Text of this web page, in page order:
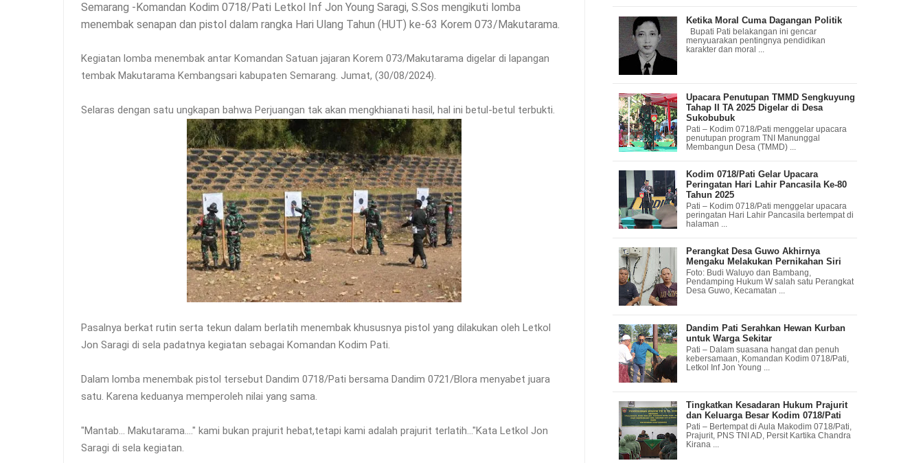
Semarang -Komandan Kodim 0718/Pati Letkol Inf Jon Young Saragi, S.Sos mengikuti lomba
menembak senapan dan pistol dalam rangka Hari Ulang Tahun (HUT) ke-63 Korem 073/Makutarama.
Kegiatan lomba menembak antar Komandan Satuan jajaran Korem 073/Makutarama digelar di lapangan
tembak Makutarama Kembangsari kabupaten Semarang. Jumat, (30/08/2024).
Selaras dengan satu ungkapan bahwa Perjuangan tak akan mengkhianati hasil, hal ini betul-betul terbukti.
Pasalnya berkat rutin serta tekun dalam berlatih menembak khususnya pistol yang dilakukan oleh Letkol
Jon Saragi di sela padatnya kegiatan sebagai Komandan Kodim Pati.
Dalam lomba menembak pistol tersebut Dandim 0718/Pati bersama Dandim 0721/Blora menyabet juara
satu. Karena keduanya memperoleh nilai yang sama.
"Mantab... Makutarama...." kami bukan prajurit hebat,tetapi kami adalah prajurit terlatih..."Kata Letkol Jon
Saragi di sela kegiatan.
Ketika Moral Cuma Dagangan Politik
Bupati Pati belakangan ini gencar
menyuarakan pentingnya pendidikan
karakter dan moral ...
Upacara Penutupan TMMD Sengkuyung
Tahap II TA 2025 Digelar di Desa
Sukobubuk
Pati – Kodim 0718/Pati menggelar upacara
penutupan program TNI Manunggal
Membangun Desa (TMMD) ...
Kodim 0718/Pati Gelar Upacara
Peringatan Hari Lahir Pancasila Ke-80
Tahun 2025
Pati – Kodim 0718/Pati menggelar upacara
peringatan Hari Lahir Pancasila bertempat di
halaman ...
Perangkat Desa Guwo Akhirnya
Mengaku Melakukan Pernikahan Siri
Foto: Budi Waluyo dan Bambang,
Pendamping Hukum W salah satu Perangkat
Desa Guwo, Kecamatan ...
Dandim Pati Serahkan Hewan Kurban
untuk Warga Sekitar
Pati – Dalam suasana hangat dan penuh
kebersamaan, Komandan Kodim 0718/Pati,
Letkol Inf Jon Young ...
Tingkatkan Kesadaran Hukum Prajurit
dan Keluarga Besar Kodim 0718/Pati
Pati – Bertempat di Aula Makodim 0718/Pati,
Prajurit, PNS TNI AD, Persit Kartika Chandra
Kirana ...